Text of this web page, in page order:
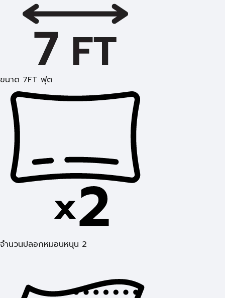
ขนาด 7FT ฟุต
จำนวนปลอกหมอนหนุน 2